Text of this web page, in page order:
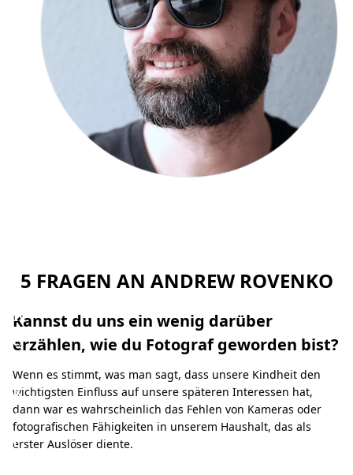
e
R
o
k
e
t
5 FRAGEN AN ANDREW ROVENKO
Kannst du uns ein wenig darüber
erzählen, wie du Fotograf geworden bist?
Wenn es stimmt, was man sagt, dass unsere Kindheit den
wichtigsten Einfluss auf unsere späteren Interessen hat,
dann war es wahrscheinlich das Fehlen von Kameras oder
fotografischen Fähigkeiten in unserem Haushalt, das als
erster Auslöser diente.